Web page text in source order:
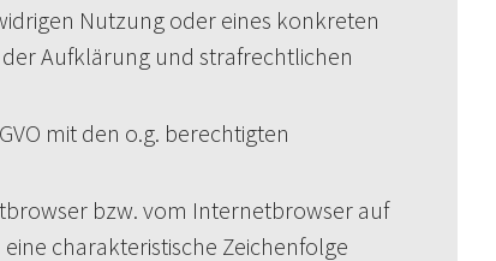
Nutzung oder eines konkreten
Aufklärung und strafrechtlichen
mit den o.g. berechtigten
bzw. vom Internetbrowser auf
charakteristische Zeichenfolge